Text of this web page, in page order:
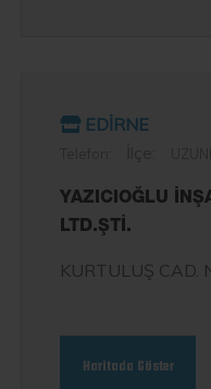
EDİRNE
YAZICIOĞLU
LTD.ŞTİ.
KURTULUŞ CAD.
Haritada Göster